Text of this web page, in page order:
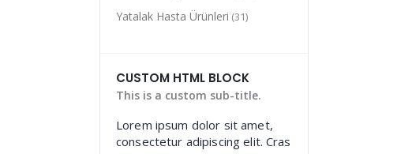
Yatalak Hasta Ürünleri (31)
CUSTOM HTML BLOCK
This is a custom sub-title.
Lorem ipsum dolor sit amet,
consectetur adipiscing elit. Cras